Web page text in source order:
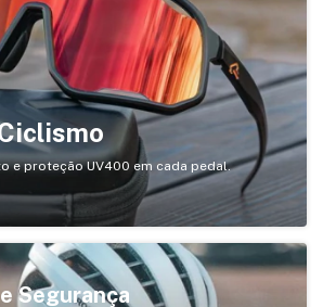
e proteção UV400 em cada pedal.
Segurança